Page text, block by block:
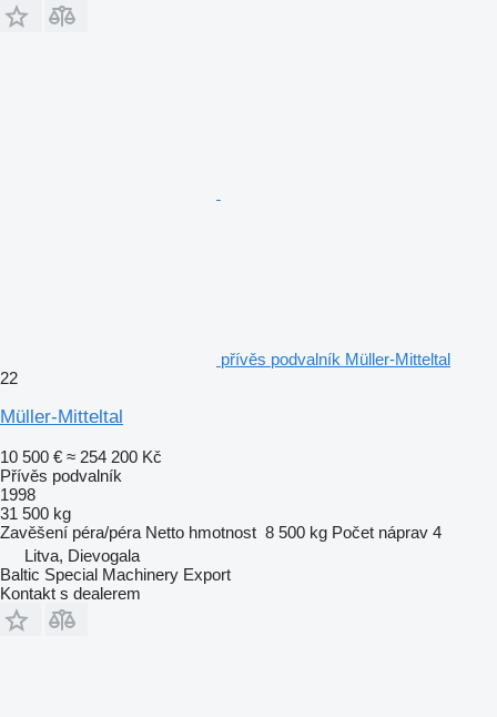
přívěs podvalník Müller-Mitteltal
22
Müller-Mitteltal
10 500 € ≈ 254 200 Kč
Přívěs podvalník
1998
31 500 kg
Zavěšení péra/péra Netto hmotnost 8 500 kg Počet náprav 4
Litva, Dievogala
Baltic Special Machinery Export
Kontakt s dealerem